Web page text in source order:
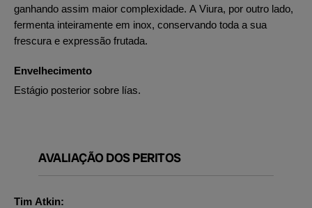
ganhando assim maior complexidade. A Viura, por outro lado,
fermenta inteiramente em inox, conservando toda a sua
frescura e expressão frutada.
Envelhecimento
Estágio posterior sobre lías.
AVALIAÇÃO DOS PERITOS
Tim Atkin: